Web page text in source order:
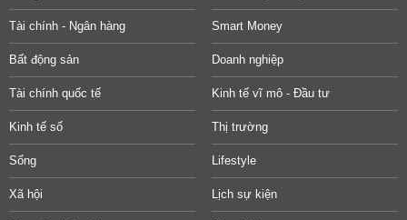
Tài chính - Ngân hàng Smart Money
Bất động sản Doanh nghiệp
Tài chính quốc tế Kinh tế vĩ mô - Đầu tư
Kinh tế số Thị trường
Sống Lifestyle
Xã hội Lịch sự kiện